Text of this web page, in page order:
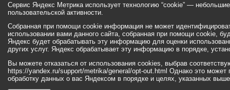
Сервис Яндекс Метрика использует технологию “cookie” —
пользовательской активности.
Собранная при помощи cookie информация не может
использовании вами данного сайта, собранная при помощи cookie,
Яндекс будет обрабатывать эту информацию для оценки
других услуг. Яндекс обрабатывает эту информацию в порядке,
Вы можете отказаться от использования cookies, выбрав
https://yandex.ru/support/metrika/general/opt-out.html Однако это может
обработку данных о вас Яндексом в порядке и целях, указанных